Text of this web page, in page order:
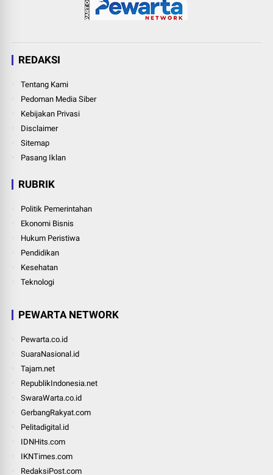
REDAKSI
Tentang Kami
Pedoman Media Siber
Kebijakan Privasi
Disclaimer
Sitemap
Pasang Iklan
RUBRIK
Politik Pemerintahan
Ekonomi Bisnis
Hukum Peristiwa
Pendidikan
Kesehatan
Teknologi
PEWARTA NETWORK
Pewarta.co.id
SuaraNasional.id
Tajam.net
RepublikIndonesia.net
SwaraWarta.co.id
GerbangRakyat.com
Pelitadigital.id
IDNHits.com
IKNTimes.com
RedaksiPost.com